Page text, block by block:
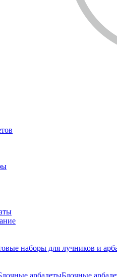
наборы для лучников и
Блочные